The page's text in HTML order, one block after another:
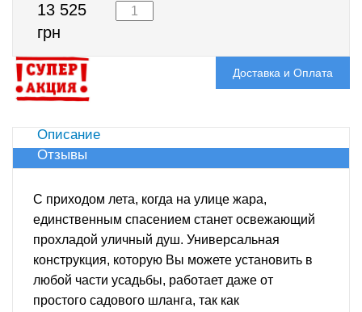
13 525
грн
Доставка и Оплата
Описание
Отзывы
С приходом лета, когда на улице жара,
единственным спасением станет освежающий
прохладой уличный душ. Универсальная
конструкция, которую Вы можете установить в
любой части усадьбы, работает даже от
простого садового шланга, так как